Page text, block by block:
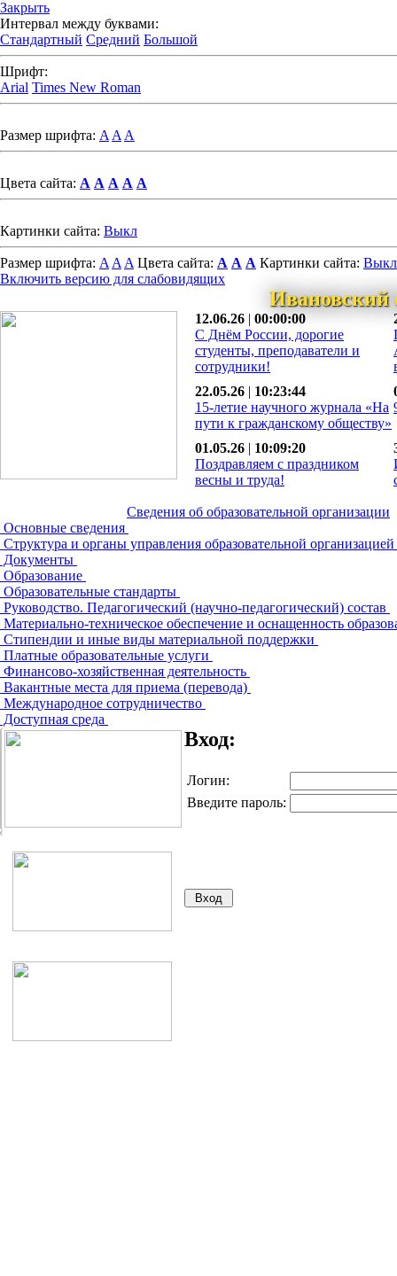
Закрыть
Интервал между буквами:
Стандартный Средний Большой
Шрифт:
Arial Times New Roman
Размер шрифта: A A A
Цвета сайта: A A A A A
Картинки сайта: Выкл
Размер шрифта: A A A Цвета сайта: A A A Картинки сайта: Выкл
Включить версию для слабовидящих
12.06.26 | 00:00:00
С Днём России, дорогие
студенты, преподаватели и
сотрудники!
22.05.26 | 10:23:44
15-летие научного журнала «На
пути к гражданскому обществу»
01.05.26 | 10:09:20
Поздравляем с праздником
весны и труда!
Сведения об образовательной организации
Основные сведения
Структура и органы управления образовательной организацией
Документы
Образование
Образовательные стандарты
Руководство. Педагогический (научно-педагогический) состав
Материально-техническое обеспечение и оснащенность
Стипендии и иные виды материальной поддержки
Платные образовательные услуги
Финансово-хозяйственная деятельность
Вакантные места для приема (перевода)
Международное сотрудничество
Доступная среда
Вход:
Логин:
Введите пароль: